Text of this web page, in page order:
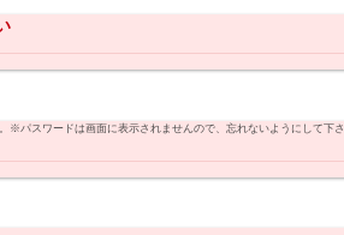
※パスワードは画面に表示されませんので、忘れないようにして下さ